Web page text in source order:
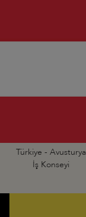
Türkiye - Avusturya
İş Konseyi